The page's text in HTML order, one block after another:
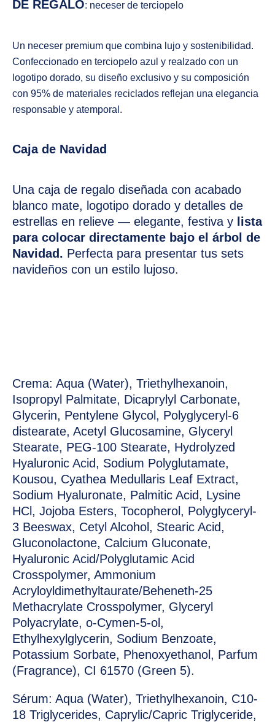
DE REGALO: neceser de terciopelo
Un neceser premium que combina lujo y sostenibilidad.
Confeccionado en terciopelo azul y realzado con un
logotipo dorado, su diseño exclusivo y su composición
con 95% de materiales reciclados reflejan una elegancia
responsable y atemporal.
Caja de Navidad
Una caja de regalo diseñada con acabado
blanco mate, logotipo dorado y detalles de
estrellas en relieve — elegante, festiva y lista
para colocar directamente bajo el árbol de
Navidad. Perfecta para presentar tus sets
navideños con un estilo lujoso.
Crema: Aqua (Water), Triethylhexanoin,
Isopropyl Palmitate, Dicaprylyl Carbonate,
Glycerin, Pentylene Glycol, Polyglyceryl-6
distearate, Acetyl Glucosamine, Glyceryl
Stearate, PEG-100 Stearate, Hydrolyzed
Hyaluronic Acid, Sodium Polyglutamate,
Kousou, Cyathea Medullaris Leaf Extract,
Sodium Hyaluronate, Palmitic Acid, Lysine
HCl, Jojoba Esters, Tocopherol, Polyglyceryl-
3 Beeswax, Cetyl Alcohol, Stearic Acid,
Gluconolactone, Calcium Gluconate,
Hyaluronic Acid/Polyglutamic Acid
Crosspolymer, Ammonium
Acryloyldimethyltaurate/Beheneth-25
Methacrylate Crosspolymer, Glyceryl
Polyacrylate, o-Cymen-5-ol,
Ethylhexylglycerin, Sodium Benzoate,
Potassium Sorbate, Phenoxyethanol, Parfum
(Fragrance), CI 61570 (Green 5).
Sérum: Aqua (Water), Triethylhexanoin, C10-
18 Triglycerides, Caprylic/Capric Triglyceride,